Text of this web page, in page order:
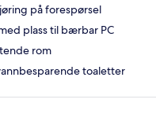
på forespørsel
plass til bærbar PC
rom
toaletter